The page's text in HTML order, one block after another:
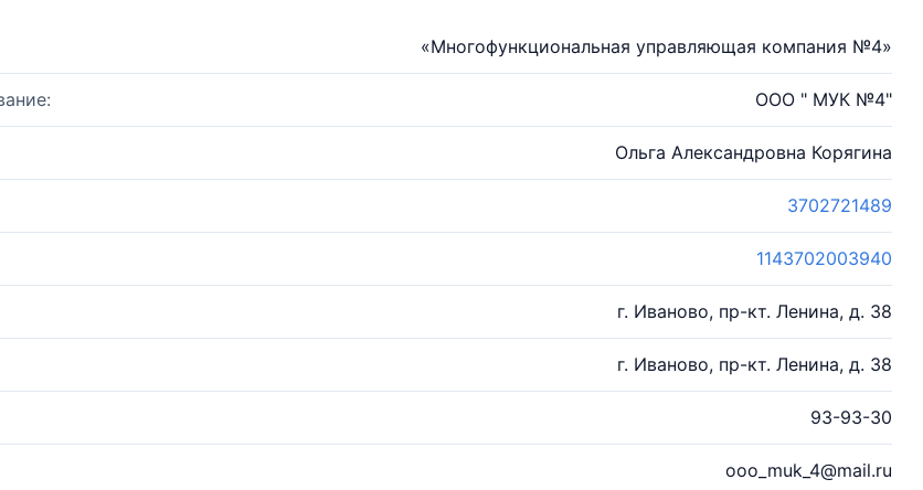
«Многофункциональная управляющая компания №4»
ООО " МУК №4"
Ольга Александровна Корягина
3702721489
1143702003940
г. Иваново, пр-кт. Ленина, д. 38
г. Иваново, пр-кт. Ленина, д. 38
93-93-30
ooo_muk_4@mail.ru